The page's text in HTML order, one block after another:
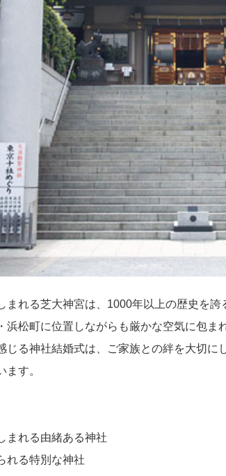
まれる芝大神宮は、1000年以上の歴史を
浜松町に位置しながらも厳かな空気に包
じる神社結婚式は、ご家族との絆を大切
す。
まれる由緒ある神社
れる特別な神社